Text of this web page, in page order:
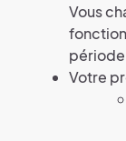
Vous
période
Votre